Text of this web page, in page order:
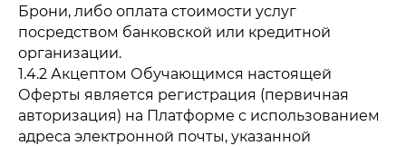
Брони, либо оплата стоимости услуг
посредством банковской или кредитной
организации.
1.4.2 Акцептом Обучающимся настоящей
Оферты является регистрация (первичная
авторизация) на Платформе с использованием
адреса электронной почты, указанной